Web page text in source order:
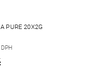
PURE 20X2G